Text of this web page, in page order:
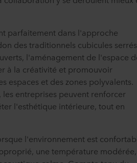
parfaitement dans l'approche
des traditionnels cubicules
l'aménagement de l'espace
à la créativité et promouvoir
espaces et des zones polyvalents.
entreprises peuvent renforcer
l'esthétique intérieure, tout en
l'environnement est
une température